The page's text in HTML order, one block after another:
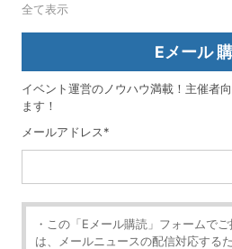
全て表示
Eメール
イベント運営のノウハウ満載！主催者
ます！
メールアドレス*
・この「Eメール購読」フォームで
は、メールニュースの配信対応する